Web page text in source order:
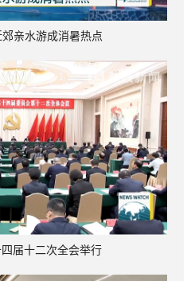
亲水游成消暑热点
届十二次全会举行